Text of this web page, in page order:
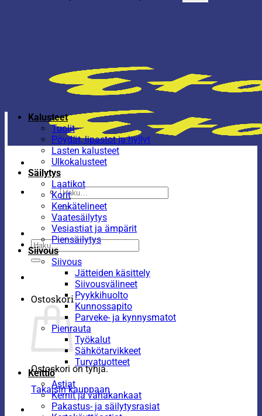
Etsi:
Etsi:
Ostoskori
Ostoskori on tyhjä.
Takaisin kauppaan
Kalusteet
Tuolit
Pöydät, lipastot ja hyllyt
Lasten kalusteet
Ulkokalusteet
Säilytys
Laatikot
Korit
Kenkätelineet
Vaatesäilytys
Vesiastiat ja ämpärit
Piensäilytys
Siivous
Siivous
Jätteiden käsittely
Siivousvälineet
Pyykkihuolto
Kunnossapito
Parveke- ja kynnysmatot
Pienrauta
Työkalut
Sähkötarvikkeet
Turvatuotteet
Keittiö
Astiat
Kernit ja vahakankaat
Pakastus- ja säilytysrasiat